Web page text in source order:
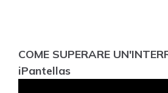
COME SUPERARE
iPantellas